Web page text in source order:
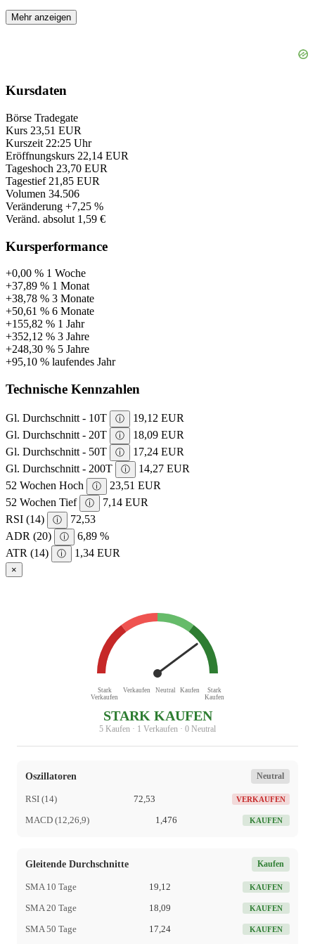
Mehr anzeigen
Kursdaten
Börse Tradegate
Kurs 23,51 EUR
Kurszeit 22:25 Uhr
Eröffnungskurs 22,14 EUR
Tageshoch 23,70 EUR
Tagestief 21,85 EUR
Volumen 34.506
Veränderung +7,25 %
Veränd. absolut 1,59 €
Kursperformance
+0,00 % 1 Woche
+37,89 % 1 Monat
+38,78 % 3 Monate
+50,61 % 6 Monate
+155,82 % 1 Jahr
+352,12 % 3 Jahre
+248,30 % 5 Jahre
+95,10 % laufendes Jahr
Technische Kennzahlen
Gl. Durchschnitt - 10T ⓘ
19,12 EUR
Gl. Durchschnitt - 20T
ⓘ
18,09 EUR
Gl. Durchschnitt - 50T
ⓘ
17,24 EUR
Gl. Durchschnitt - 200T
ⓘ
14,27 EUR
52 Wochen Hoch
ⓘ
23,51 EUR
52 Wochen Tief
ⓘ
7,14 EUR
RSI (14)
ⓘ
72,53
ADR (20)
ⓘ
6,89 %
ATR (14)
ⓘ 1,34 EUR
×
Stark
Verkaufen
Verkaufen Neutral Kaufen
Stark
Kaufen
STARK KAUFEN
5 Kaufen · 1 Verkaufen · 0 Neutral
Oszillatoren Neutral
RSI (14) 72,53 VERKAUFEN
MACD (12,26,9) 1,476 KAUFEN
Gleitende Durchschnitte Kaufen
SMA 10 Tage 19,12 KAUFEN
SMA 20 Tage 18,09 KAUFEN
SMA 50 Tage 17,24 KAUFEN